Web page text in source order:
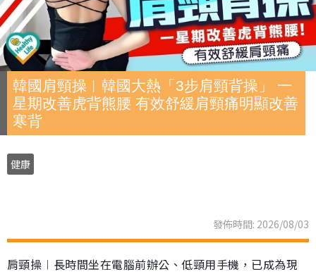
韓國肩頸操︱韓國大熱「3步肩頸背操」 一
星期改善虎背熊腰 有效舒緩肩頸痛明顯改善
寒背
健康
發佈時間: 2026/08/03
肩頸操︱長時間坐在電腦前辦公、低頸用手機，已成為現